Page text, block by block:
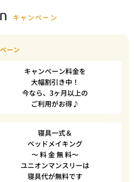
キャンペーン
ーン
キャンペーン料金を
大幅割引き中！
今なら、3ヶ月以上の
ご利用がお得♪
寝具一式＆
ベッドメイキング
〜 料 金 無 料〜
ユニオンマンスリーは
寝具代が無料です